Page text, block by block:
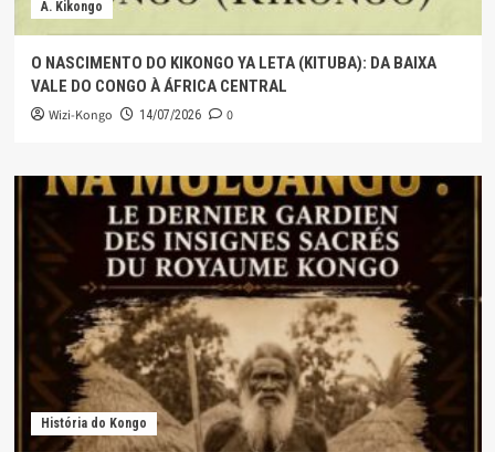
A. Kikongo
O NASCIMENTO DO KIKONGO YA LETA (KITUBA): DA BAIXA
VALE DO CONGO À ÁFRICA CENTRAL
Wizi-Kongo 14/07/2026 0
História do Kongo